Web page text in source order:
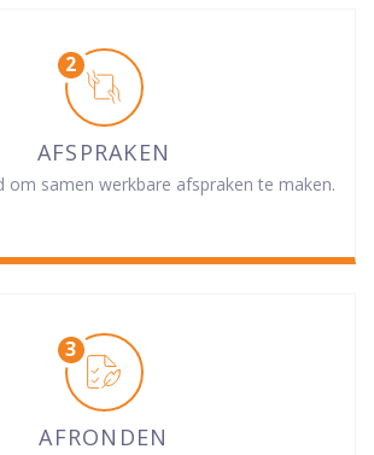
AFSPRAKEN
om samen werkbare afspraken te maken.
AFRONDEN